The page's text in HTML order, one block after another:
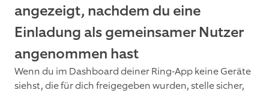
angezeigt, nachdem du eine
Einladung als gemeinsamer Nutzer
angenommen hast
Wenn du im Dashboard deiner Ring-App keine Geräte
siehst, die für dich freigegeben wurden, stelle sicher,